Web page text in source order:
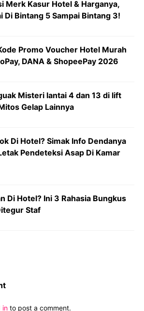
Merk Kasur Hotel & Harganya,
Di Bintang 5 Sampai Bintang 3!
Promo Voucher Hotel Murah
DANA & ShopeePay 2026
Misteri lantai 4 dan 13 di lift
Gelap Lainnya
Di Hotel? Simak Info Dendanya
Pendeteksi Asap Di Kamar
Di Hotel? Ini 3 Rahasia Bungkus
Staf
in to post a comment.